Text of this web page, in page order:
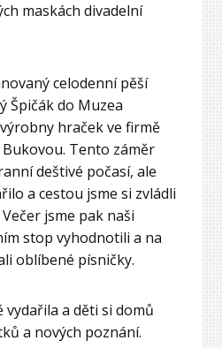
maskách divadelní
celodenní pěší
Špičák do Muzea
hraček ve firmě
Tento záměr
deštivé počasí, ale
a cestou jsme si zvládli
jsme pak naši
stop vyhodnotili a na
oblíbené písničky.
vydařila a děti si domů
a nových poznání.